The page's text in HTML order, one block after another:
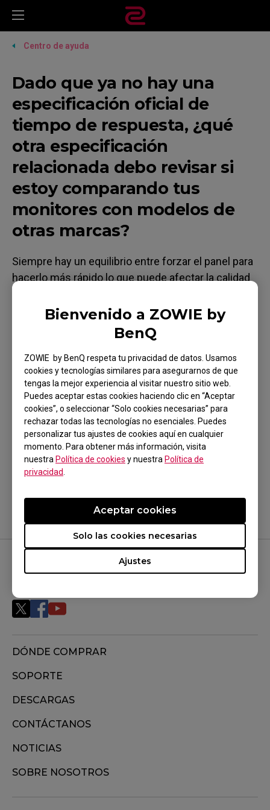
Bienvenido a ZOWIE by
BenQ
ZOWIE by BenQ respeta tu privacidad de datos. Usamos
cookies y tecnologías similares para asegurarnos de que
tengas la mejor experiencia al visitar nuestro sitio web.
Puedes aceptar estas cookies haciendo clic en “Aceptar
cookies”, o seleccionar “Solo cookies necesarias” para
rechazar todas las tecnologías no esenciales. Puedes
personalizar tus ajustes de cookies aquí en cualquier
momento. Para obtener más información, visita
nuestra Política de cookies y nuestra Política de
privacidad
Ajustes
Solo las cookies necesarias
Aceptar cookies
Centro de ayuda
Dado que ya no hay una
especificación oficial de
tiempo de respuesta, ¿qué
otra especificación
relacionada debo revisar si
estoy comparando tus
monitores con modelos de
otras marcas?
Siempre hay un equilibrio entre forzar el panel para
hacerlo más rápido lo que puede afectar la calidad
rápida respuesta del panel, pero también tiene una
configuración optimizada para la experiencia
general. Te sugerimos que revises opiniones de
otros usuarios en la web o pruebes tú mismo, es lo
ideal.
¿Te ha sido útil?
SÍGUENOS
DÓNDE COMPRAR
SOPORTE
DESCARGAS
CONTÁCTANOS
NOTICIAS
SOBRE NOSOTROS